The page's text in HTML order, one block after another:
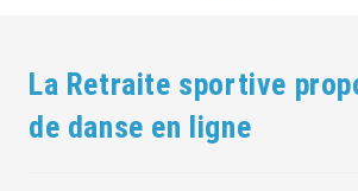
La Retraite sportive
de danse en ligne